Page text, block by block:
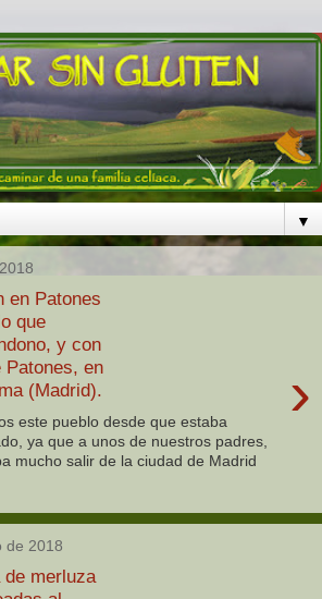
▼
en Patones
que
y con
Patones, en
(Madrid).
›
este pueblo desde que estaba
ya que a unos de nuestros padres,
mucho salir de la ciudad de Madrid
de 2018
de merluza